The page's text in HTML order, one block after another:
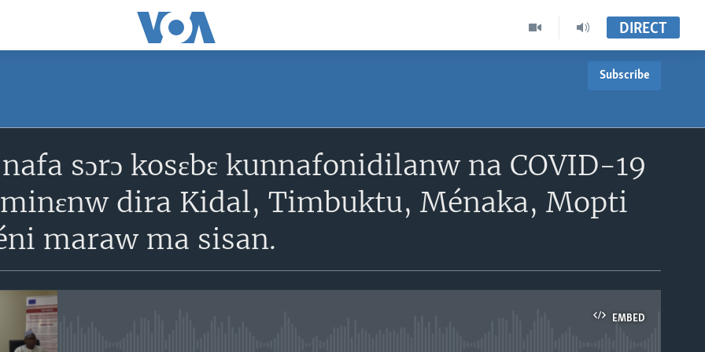
DIRECT
Subscribe
sɔrɔ kosɛbɛ kunnafonidilanw na COVID-19
dira Kidal, Timbuktu, Ménaka, Mopti
maraw ma sisan.
EMBED